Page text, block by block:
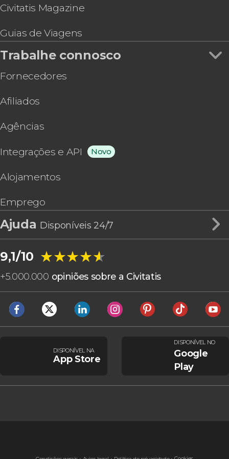
Civitatis Magazine
Guias de Viagens
Trabalhe connosco
Fornecedores
Afiliados
Agências
Integrações e API Novo
Alojamentos
Emprego
Ajuda Disponíveis 24/7
9,1/10 ★★★★★
★★★★★
+5.000.000 opiniões sobre a Civitatis
DISPONÍVEL NA
App Store
DISPONÍVEL NO
Google
Play